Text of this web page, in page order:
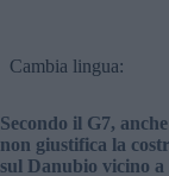
Cambia lingua:
Secondo il G7,
non giustifica la
sul Danubio vicino